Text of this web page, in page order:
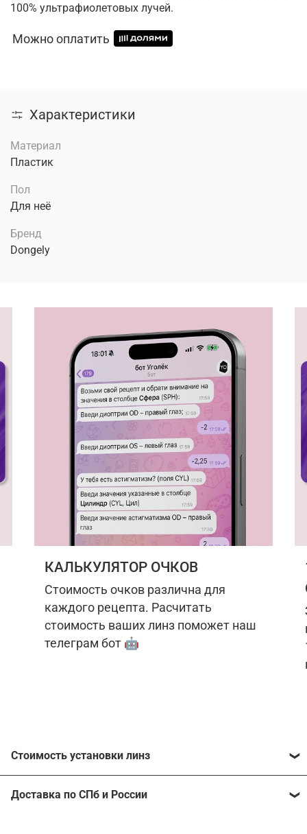
100% ультрафиолетовых лучей.
Можно оплатить
Характеристики
Материал
Пластик
Пол
Для неё
Бренд
Dongely
КАЛЬКУЛЯТОР ОЧКОВ
Стоимость очков различна для
каждого рецепта. Расчитать
стоимость ваших линз поможет наш
телеграм бот 🤖
Стоимость установки линз
Расчитать стоимость ваших линз поможет
Доставка по СПб и России